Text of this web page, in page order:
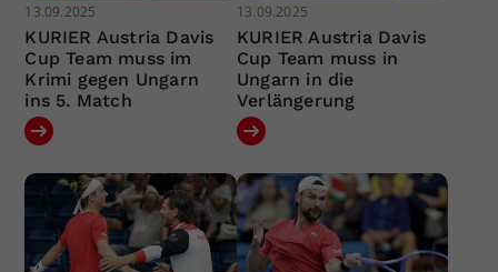
13.09.2025
KURIER Austria Davis
Cup Team muss im
Krimi gegen Ungarn
ins 5. Match
13.09.2025
KURIER Austria Davis
Cup Team muss in
Ungarn in die
Verlängerung